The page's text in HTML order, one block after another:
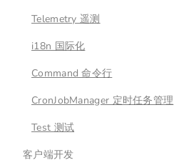
Telemetry 遥测
i18n 国际化
Command 命令行
CronJobManager 定时任务管理
Test 测试
客户端开发